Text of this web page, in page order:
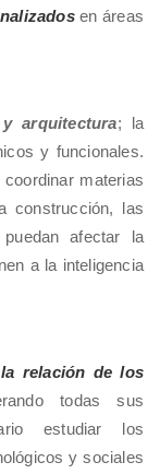
en áreas
arquitectura; la
y funcionales.
materias
construcción, las
afectar la
a la inteligencia
relación de los
todas sus
estudiar los
y sociales